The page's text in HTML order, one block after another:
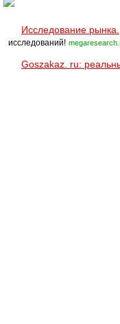
Исследование рынка.
исследований!
Goszakaz. ru: